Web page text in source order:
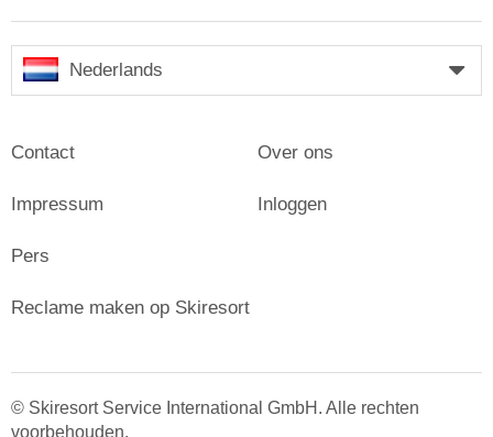
Nederlands
Contact
Impressum
Pers
Over ons
Inloggen
Reclame maken op Skiresort
© Skiresort Service International GmbH. Alle rechten
voorbehouden.